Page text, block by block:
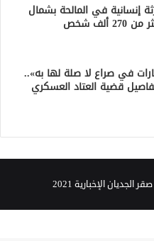
إنسانية في المالحة بشمال
شخص
في صراع لا صلة لها به»..
قضية العتاد العسكري
الإخبارية 2021